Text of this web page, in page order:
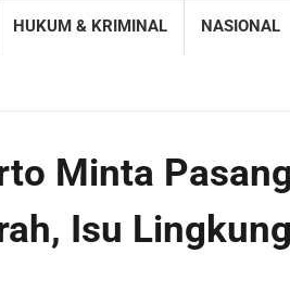
HUKUM & KRIMINAL NASIONAL
Minta
Isu